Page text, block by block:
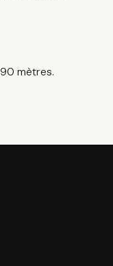
mètres.